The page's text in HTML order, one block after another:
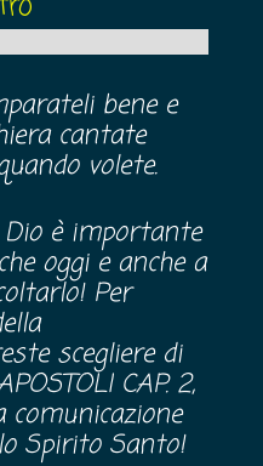
bene e
cantate
volete.
Dio è importante
oggi e anche a
Per
scegliere di
CAP. 2,
comunicazione
Spirito Santo!